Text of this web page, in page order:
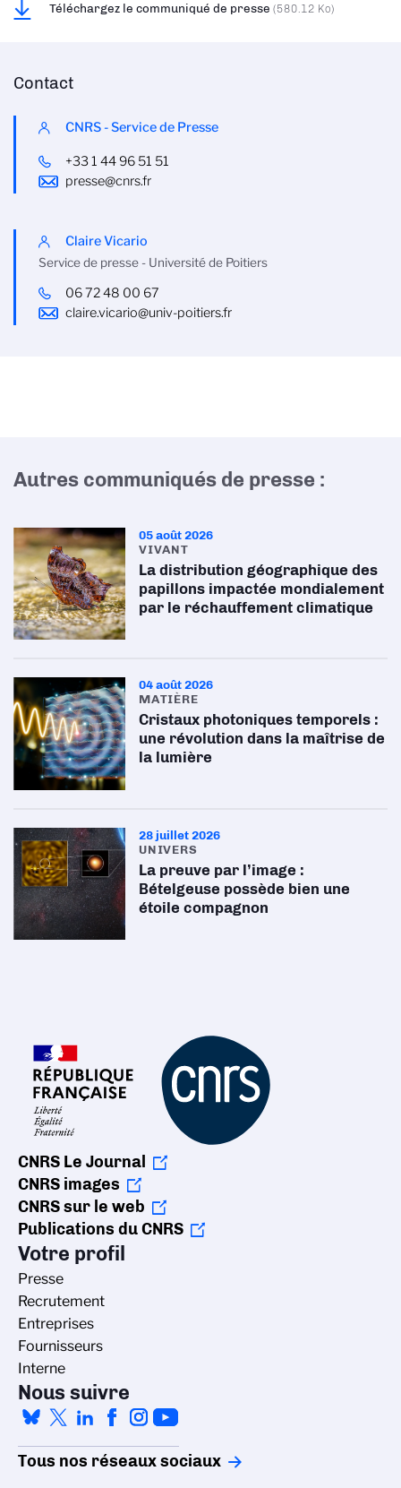
Téléchargez le communiqué de presse (580.12 Ko)
Contact
CNRS - Service de Presse
+33 1 44 96 51 51
presse@cnrs.fr
Claire Vicario
Service de presse - Université de Poitiers
06 72 48 00 67
claire.vicario@univ-poitiers.fr
Autres communiqués de presse :
05 août 2026
VIVANT
La distribution géographique des
papillons impactée mondialement
par le réchauffement climatique
04 août 2026
MATIÈRE
Cristaux photoniques temporels :
une révolution dans la maîtrise de
la lumière
28 juillet 2026
UNIVERS
La preuve par l’image :
Bételgeuse possède bien une
étoile compagnon
CNRS Le Journal
CNRS images
CNRS sur le web
Publications du CNRS
Votre profil
Presse
Recrutement
Entreprises
Fournisseurs
Interne
Nous suivre
Tous nos réseaux sociaux